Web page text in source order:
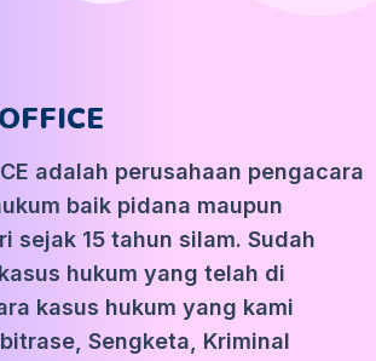
adalah perusahaan pengacara
baik pidana maupun
sejak 15 tahun silam. Sudah
hukum yang telah di
kasus hukum yang kami
Sengketa, Kriminal